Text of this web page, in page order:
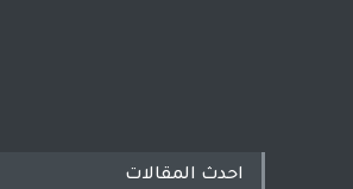
احدث المقالات